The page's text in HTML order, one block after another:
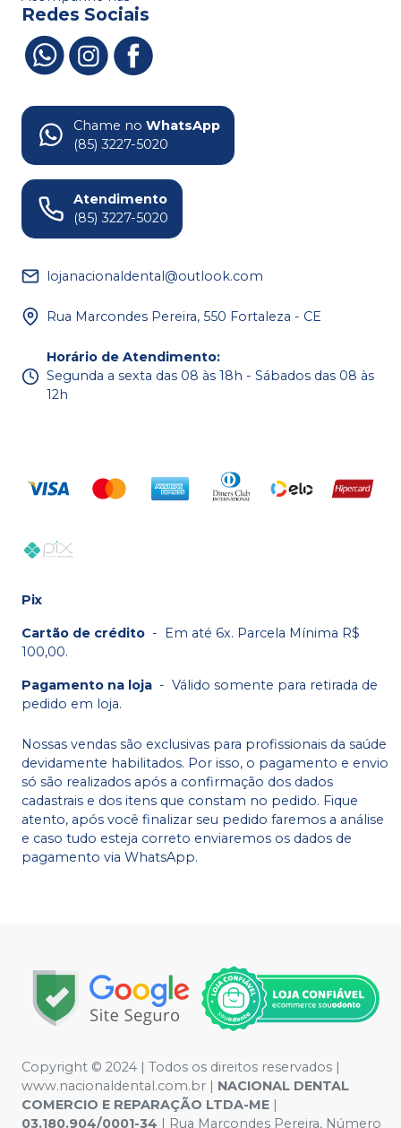
Redes Sociais
Chame no WhatsApp
(85) 3227-5020
Atendimento
(85) 3227-5020
lojanacionaldental@outlook.com
Rua Marcondes Pereira, 550 Fortaleza - CE
Horário de Atendimento:
Segunda a sexta das 08 às 18h - Sábados das 08 às
12h
Pix
Cartão de crédito - Em até 6x. Parcela Mínima R$
100,00.
Pagamento na loja - Válido somente para retirada de
pedido em loja.
Nossas vendas são exclusivas para profissionais da saúde
devidamente habilitados. Por isso, o pagamento e envio
só são realizados após a confirmação dos dados
cadastrais e dos itens que constam no pedido. Fique
atento, após você finalizar seu pedido faremos a análise
e caso tudo esteja correto enviaremos os dados de
pagamento via WhatsApp.
Copyright © 2024 | Todos os direitos reservados |
www.nacionaldental.com.br | NACIONAL DENTAL
COMERCIO E REPARAÇÃO LTDA-ME |
03.180.904/0001-34 | Rua Marcondes Pereira, Número